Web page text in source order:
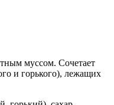
муссом. Сочетает
и горького), лежащих